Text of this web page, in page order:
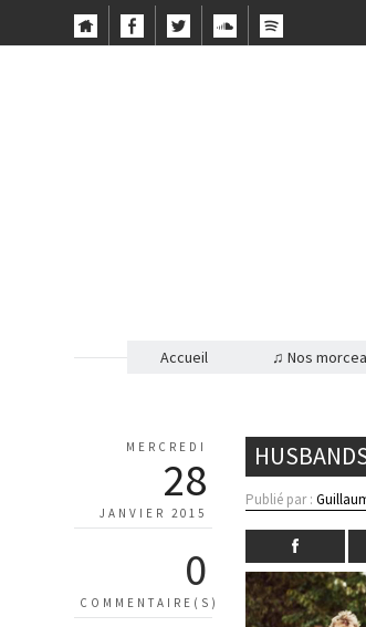
Accueil ♫ Nos
MERCREDI
28
JANVIER 2015
0
COMMENTAIRE(S)
Publié par :